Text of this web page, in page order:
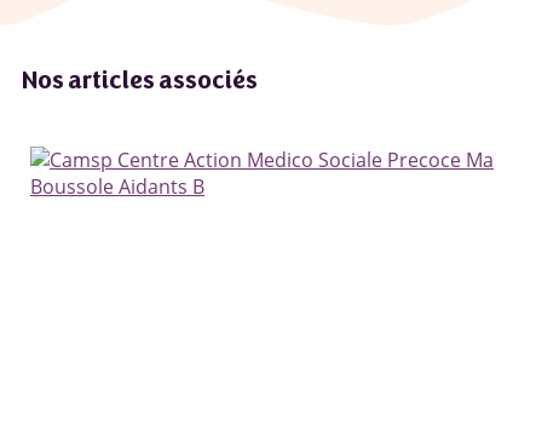
Nos articles associés